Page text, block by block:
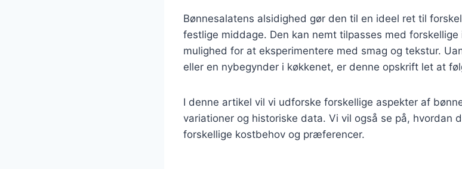
Bønnesalatens alsidighed gør den til en ideel ret til
festlige middage. Den kan nemt tilpasses med
mulighed for at eksperimentere med smag og tekstur.
eller en nybegynder i køkkenet, er denne opskrift let at
I denne artikel vil vi udforske forskellige aspekter af
variationer og historiske data. Vi vil også se på, hvordan
forskellige kostbehov og præferencer.